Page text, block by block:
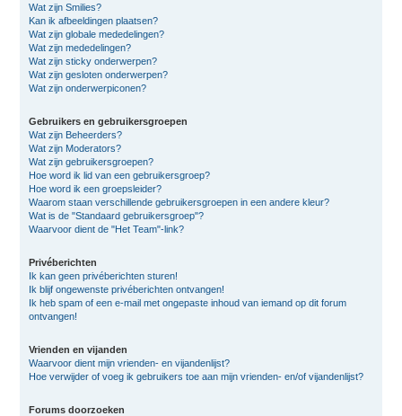
Wat zijn Smilies?
Kan ik afbeeldingen plaatsen?
Wat zijn globale mededelingen?
Wat zijn mededelingen?
Wat zijn sticky onderwerpen?
Wat zijn gesloten onderwerpen?
Wat zijn onderwerpiconen?
Gebruikers en gebruikersgroepen
Wat zijn Beheerders?
Wat zijn Moderators?
Wat zijn gebruikersgroepen?
Hoe word ik lid van een gebruikersgroep?
Hoe word ik een groepsleider?
Waarom staan verschillende gebruikersgroepen in een andere kleur?
Wat is de "Standaard gebruikersgroep"?
Waarvoor dient de "Het Team"-link?
Privéberichten
Ik kan geen privéberichten sturen!
Ik blijf ongewenste privéberichten ontvangen!
Ik heb spam of een e-mail met ongepaste inhoud van iemand op dit forum
ontvangen!
Vrienden en vijanden
Waarvoor dient mijn vrienden- en vijandenlijst?
Hoe verwijder of voeg ik gebruikers toe aan mijn vrienden- en/of vijandenlijst?
Forums doorzoeken